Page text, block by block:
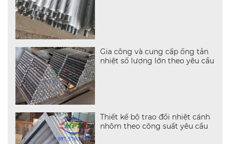
Gia công và cung cấp ống tản
nhiệt số lượng lớn theo yêu cầu
Thiết kế bộ trao đổi nhiệt cánh
nhôm theo công suất yêu cầu